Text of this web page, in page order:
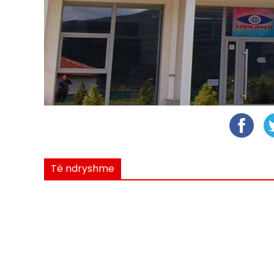
Të ndryshme